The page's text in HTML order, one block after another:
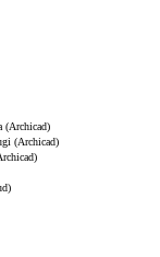
(Archicad)
(Archicad)